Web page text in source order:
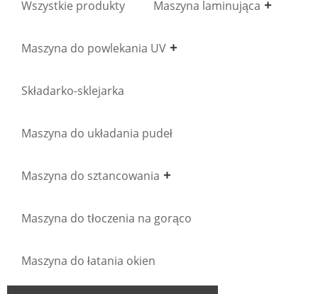
Wszystkie produkty Maszyna laminująca
Maszyna do powlekania UV
Składarko-sklejarka
Maszyna do układania pudeł
Maszyna do sztancowania
Maszyna do tłoczenia na gorąco
Maszyna do łatania okien